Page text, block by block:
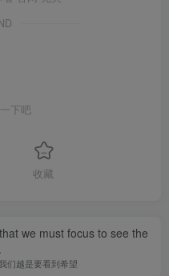
下吧
收藏
we must focus to see the
们越是要看到希望